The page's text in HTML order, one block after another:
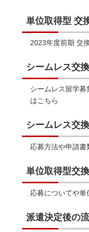
単位取得型 交
2023年度前期 交
シームレス交
シームレス留学
はこちら
シームレス交
応募方法や申請書
単位取得型交
応募についてや
派遣決定後の